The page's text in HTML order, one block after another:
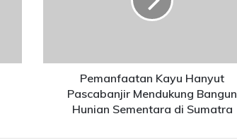
di
Pemanfaatan Kayu Hanyut
Pascabanjir Mendukung Bangun
Hunian Sementara di Sumatra